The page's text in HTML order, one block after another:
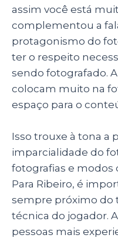
assim você está
complementou a
protagonismo do
ter o respeito
sendo fotografado.
colocam muito na
espaço para o
Isso trouxe à tona a
imparcialidade do
fotografias e modos
Para Ribeiro, é
sempre próximo do
técnica do jogador.
pessoas mais